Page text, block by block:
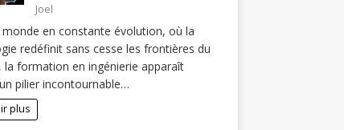
Joel
monde en constante évolution, où la
redéfinit sans cesse les frontières du
la formation en ingénierie apparaît
pilier incontournable…
plus